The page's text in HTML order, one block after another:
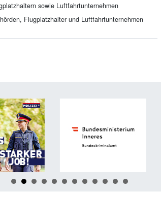
sowie Luftfahrtunternehmen
Flugplatzhalter und Luftfahrtunternehmen